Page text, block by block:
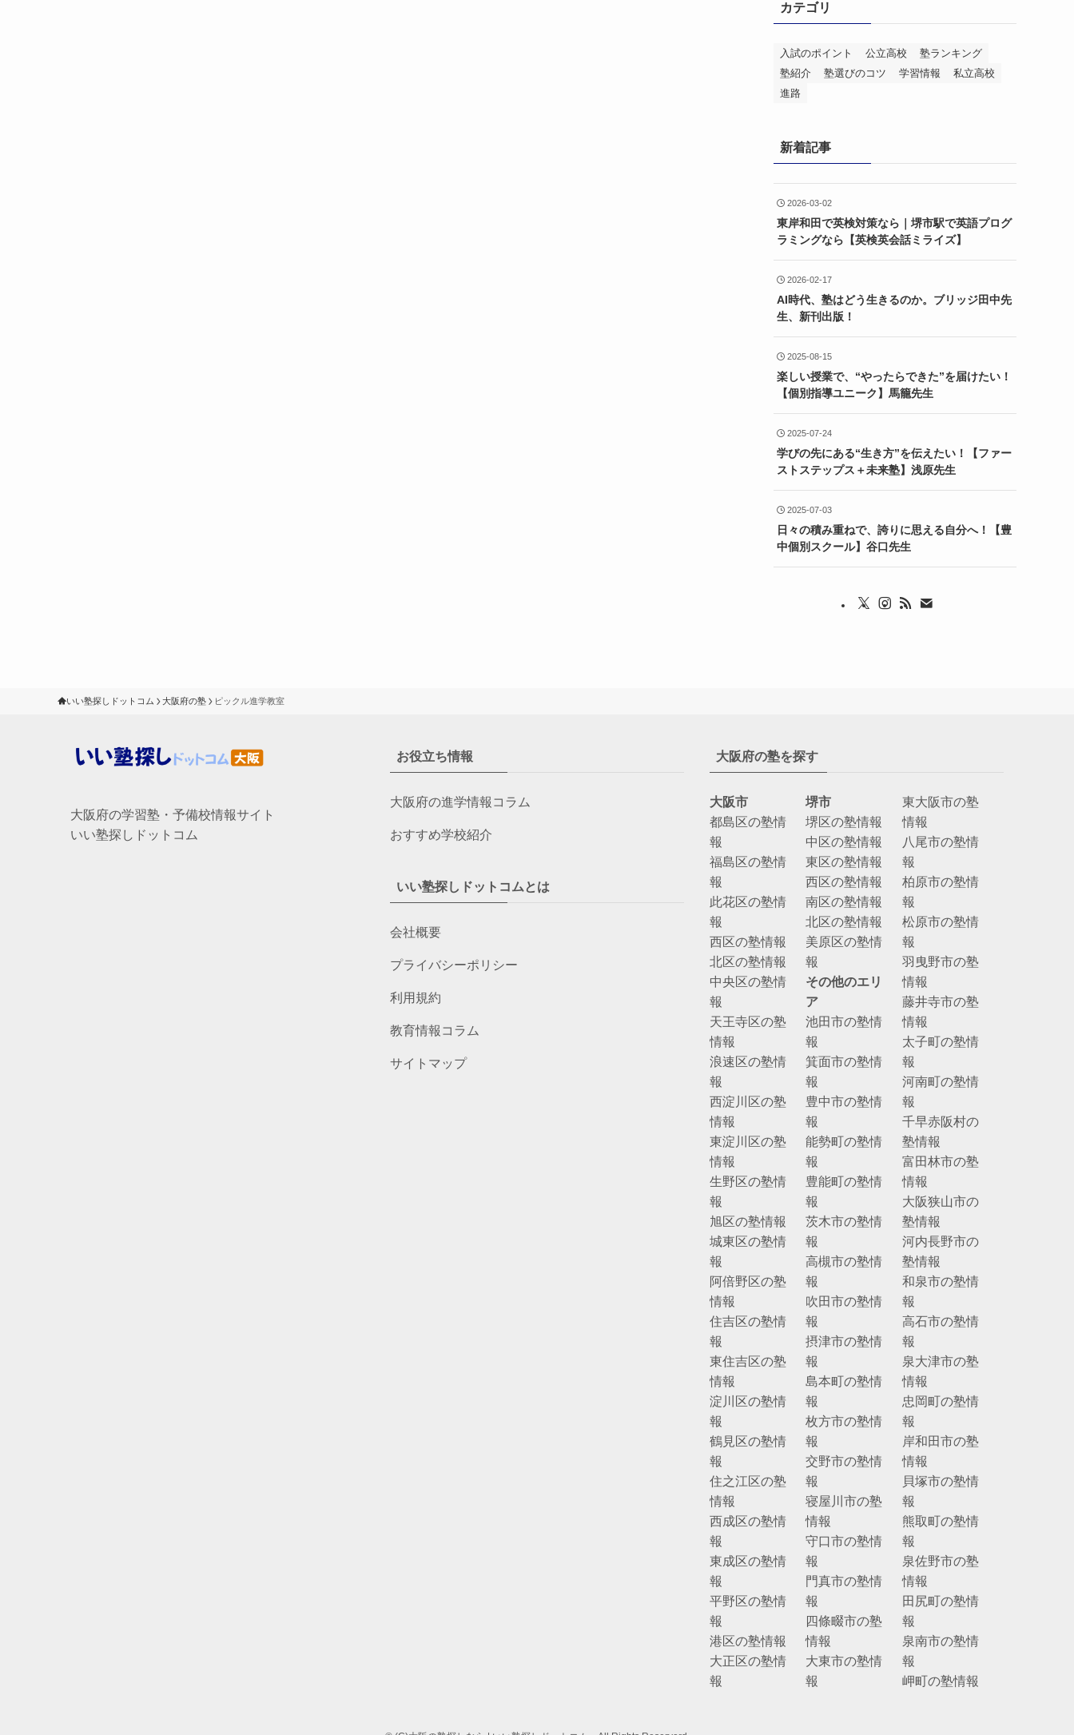
カテゴリ
入試のポイント 公立高校
塾ランキング
塾紹介
塾選びのコツ 学習情報
私立高校
進路
新着記事
2026-03-02
東岸和田で英検対策なら｜堺市駅で英語プログ
ラミングなら【英検英会話ミライズ】
2026-02-17
AI時代、塾はどう生きるのか。ブリッジ田中先
生、新刊出版！
2025-08-15
楽しい授業で、“やったらできた”を届けたい！
【個別指導ユニーク】馬籠先生
2025-07-24
学びの先にある“生き方”を伝えたい！【ファー
ストステップス＋未来塾】浅原先生
2025-07-03
日々の積み重ねで、誇りに思える自分へ！【豊
中個別スクール】谷口先生
いい塾探しドットコム 大阪府の塾 ピックル進学教室
大阪府の学習塾・予備校情報サイト
いい塾探しドットコム
お役立ち情報
大阪府の進学情報コラム
おすすめ学校紹介
いい塾探しドットコムとは
会社概要
プライバシーポリシー
利用規約
教育情報コラム
サイトマップ
大阪府の塾を探す
大阪市
都島区の塾情
報
福島区の塾情
報
此花区の塾情
報
西区の塾情報
北区の塾情報
中央区の塾情
報
天王寺区の塾
情報
浪速区の塾情
報
西淀川区の塾
情報
東淀川区の塾
情報
生野区の塾情
報
旭区の塾情報
城東区の塾情
報
阿倍野区の塾
情報
住吉区の塾情
報
東住吉区の塾
情報
淀川区の塾情
報
鶴見区の塾情
報
住之江区の塾
情報
西成区の塾情
報
東成区の塾情
報
平野区の塾情
報
港区の塾情報
大正区の塾情
報
堺市
堺区の塾情報
中区の塾情報
東区の塾情報
西区の塾情報
南区の塾情報
北区の塾情報
美原区の塾情
報
その他のエリ
ア
池田市の塾情
報
箕面市の塾情
報
豊中市の塾情
報
能勢町の塾情
報
豊能町の塾情
報
茨木市の塾情
報
高槻市の塾情
報
吹田市の塾情
報
摂津市の塾情
報
島本町の塾情
報
枚方市の塾情
報
交野市の塾情
報
寝屋川市の塾
情報
守口市の塾情
報
門真市の塾情
報
四條畷市の塾
情報
大東市の塾情
報
東大阪市の塾
情報
八尾市の塾情
報
柏原市の塾情
報
松原市の塾情
報
羽曳野市の塾
情報
藤井寺市の塾
情報
太子町の塾情
報
河南町の塾情
報
千早赤阪村の
塾情報
富田林市の塾
情報
大阪狭山市の
塾情報
河内長野市の
塾情報
和泉市の塾情
報
高石市の塾情
報
泉大津市の塾
情報
忠岡町の塾情
報
岸和田市の塾
情報
貝塚市の塾情
報
熊取町の塾情
報
泉佐野市の塾
情報
田尻町の塾情
報
泉南市の塾情
報
岬町の塾情報